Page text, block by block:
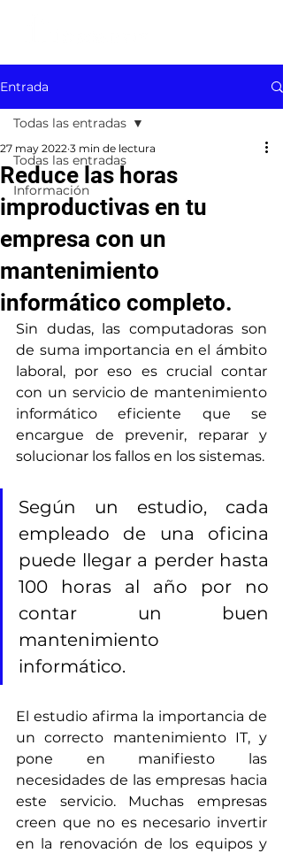
Entrada
Todas las entradas
Información
Todas las entradas
Reduce las horas
improductivas en tu
empresa con un
mantenimiento
informático completo.
27 may 2022 3 min de lectura
Sin dudas, las computadoras son
de suma importancia en el ámbito
laboral, por eso es crucial contar
con un servicio de mantenimiento
informático eficiente que se
encargue de prevenir, reparar y
solucionar los fallos en los sistemas.
Según un estudio, cada
empleado de una oficina
puede llegar a perder hasta
100 horas al año por no
contar un buen
mantenimiento
informático.
El estudio afirma la importancia de
un correcto mantenimiento IT, y
pone en manifiesto las
necesidades de las empresas hacia
este servicio. Muchas empresas
creen que no es necesario invertir
en la renovación de los equipos y